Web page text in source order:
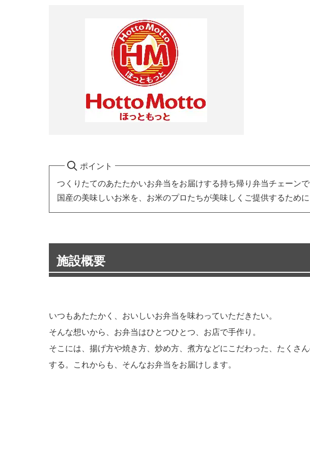
ポイント
つくりたてのあたたかいお弁当をお届けする持ち帰り弁当チェーンで
国産の美味しいお米を、お米のプロたちが美味しくご提供するために
施設概要
いつもあたたかく、おいしいお弁当を味わっていただきたい。
そんな想いから、お弁当はひとつひとつ、お店で手作り。
そこには、揚げ方や焼き方、炒め方、煮方などにこだわった、たくさ
する。これからも、そんなお弁当をお届けします。